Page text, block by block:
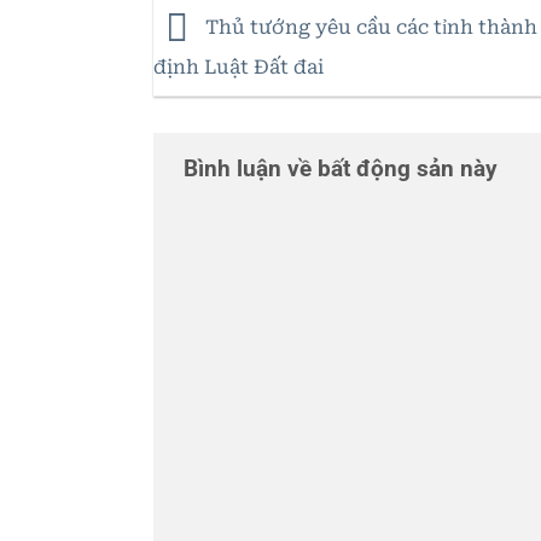
Thủ tướng yêu cầu các tỉnh
định Luật Đất đai
Bình luận về bất động sản này